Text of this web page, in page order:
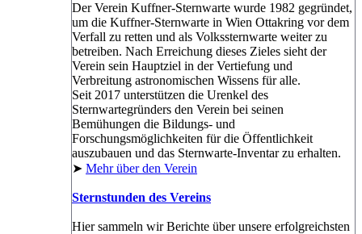
Der Verein Kuffner-Sternwarte wurde 1982 gegründet,
um die Kuffner-Sternwarte in Wien Ottakring vor dem
Verfall zu retten und als Volkssternwarte weiter zu
betreiben. Nach Erreichung dieses Zieles sieht der
Verein sein Hauptziel in der Vertiefung und
Verbreitung astronomischen Wissens für alle.
Seit 2017 unterstützen die Urenkel des
Sternwartegründers den Verein bei seinen
Bemühungen die Bildungs- und
Forschungsmöglichkeiten für die Öffentlichkeit
auszubauen und das Sternwarte-Inventar zu erhalten.
➤ Mehr über den Verein
Sternstunden des Vereins
Hier sammeln wir Berichte über unsere erfolgreichsten